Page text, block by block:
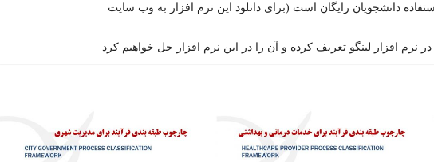
دانشجویان رایگان است (برای دانلود این نرم افزار به وب سایت
افزار لینگو تعریف کرده و آن را در این نرم افزار حل خواهیم کرد